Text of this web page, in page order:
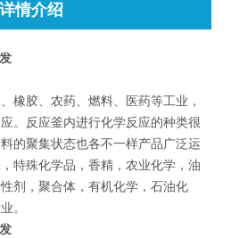
详情介绍
橡胶、农药、燃料、医药等工业，
。反应釜内进行化学反应的种类很
的聚集状态也各不一样产品广泛运
特殊化学品，香精，农业化学，油
剂，聚合体，有机化学，石油化
。